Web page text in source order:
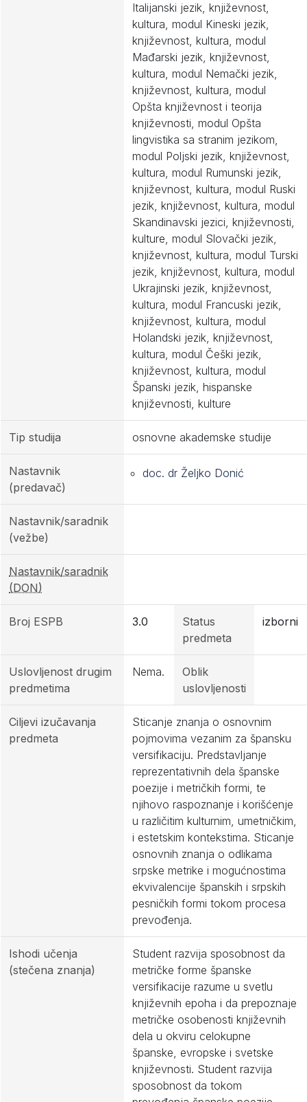
Italijanski jezik, književnost,
kultura, modul Kineski jezik,
književnost, kultura, modul
Mađarski jezik, književnost,
kultura, modul Nemački jezik,
književnost, kultura, modul
Opšta književnost i teorija
književnosti, modul Opšta
lingvistika sa stranim jezikom,
modul Poljski jezik, književnost,
kultura, modul Rumunski jezik,
književnost, kultura, modul Ruski
jezik, književnost, kultura, modul
Skandinavski jezici, književnosti,
kulture, modul Slovački jezik,
književnost, kultura, modul Turski
jezik, književnost, kultura, modul
Ukrajinski jezik, književnost,
kultura, modul Francuski jezik,
književnost, kultura, modul
Holandski jezik, književnost,
kultura, modul Češki jezik,
književnost, kultura, modul
Španski jezik, hispanske
književnosti, kulture
Tip studija osnovne akademske studije
Nastavnik
(predavač)
doc. dr Željko Donić
Nastavnik/saradnik
(vežbe)
Nastavnik/saradnik
(DON)
Broj ESPB 3.0
Status
predmeta
izborni
Uslovljenost drugim
predmetima
Nema.
Oblik
uslovljenosti
Ciljevi izučavanja
predmeta
Sticanje znanja o osnovnim
pojmovima vezanim za špansku
versifikaciju. Predstavljanje
reprezentativnih dela španske
poezije i metričkih formi, te
njihovo raspoznanje i korišćenje
u različitim kulturnim, umetničkim,
i estetskim kontekstima. Sticanje
osnovnih znanja o odlikama
srpske metrike i mogućnostima
ekvivalencije španskih i srpskih
pesničkih formi tokom procesa
prevođenja.
Ishodi učenja
(stečena znanja)
Student razvija sposobnost da
metričke forme španske
versifikacije razume u svetlu
književnih epoha i da prepoznaje
metričke osobenosti književnih
dela u okviru celokupne
španske, evropske i svetske
književnosti. Student razvija
sposobnost da tokom